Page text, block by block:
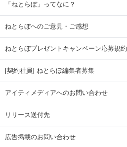
「ねとらぼ」ってなに？
ねとらぼへのご意見・ご感想
ねとらぼプレゼントキャンペーン応募規約
[契約社員] ねとらぼ編集者募集
アイティメディアへのお問い合わせ
リリース送付先
広告掲載のお問い合わせ